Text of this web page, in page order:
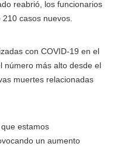
reabrió, los funcionarios
casos nuevos.
con COVID-19 en el
número más alto desde el
muertes relacionadas
estamos
un aumento